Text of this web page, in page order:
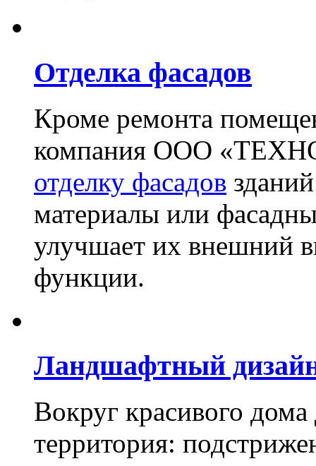
Отделка фасадов
Кроме ремонта
компания ООО
отделку фасадов
материалы или
улучшает их внешний
функции.
Ландшафтный
Вокруг красивого
территория: